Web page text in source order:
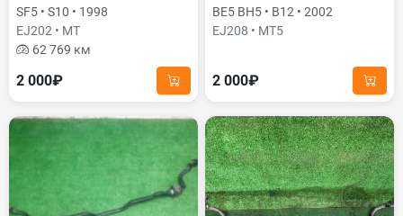
SF5 • S10 • 1998
EJ202 • MT
62 769 км
2 000₽
BE5 BH5 • B12 • 2002
EJ208 • MT5
2 000₽